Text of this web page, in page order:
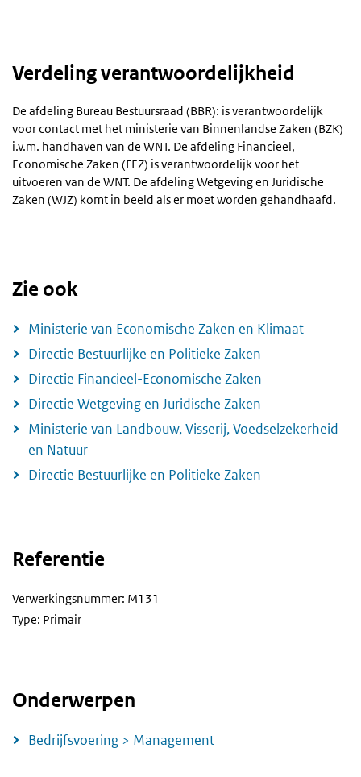
Verdeling verantwoordelijkheid
De afdeling Bureau Bestuursraad (BBR): is verantwoordelijk
voor contact met het ministerie van Binnenlandse Zaken (BZK)
i.v.m. handhaven van de WNT. De afdeling Financieel,
Economische Zaken (FEZ) is verantwoordelijk voor het
uitvoeren van de WNT. De afdeling Wetgeving en Juridische
Zaken (WJZ) komt in beeld als er moet worden gehandhaafd.
Zie ook
Ministerie van Economische Zaken en Klimaat
Directie Bestuurlijke en Politieke Zaken
Directie Financieel-Economische Zaken
Directie Wetgeving en Juridische Zaken
Ministerie van Landbouw, Visserij, Voedselzekerheid
en Natuur
Directie Bestuurlijke en Politieke Zaken
Referentie
Verwerkingsnummer: M131
Type: Primair
Onderwerpen
Bedrijfsvoering > Management